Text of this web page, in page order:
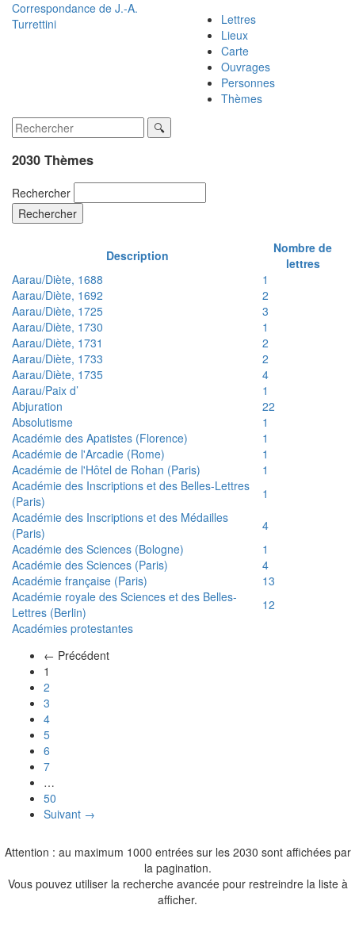
Correspondance de J.-A.
Turrettini
Lettres
Lieux
Carte
Ouvrages
Personnes
Thèmes
2030 Thèmes
Rechercher
Rechercher
Description
Nombre de
lettres
Aarau/Diète, 1688
1
Aarau/Diète, 1692
2
Aarau/Diète, 1725
3
Aarau/Diète, 1730
1
Aarau/Diète, 1731
2
Aarau/Diète, 1733
2
Aarau/Diète, 1735
4
Aarau/Paix d’
1
Abjuration
22
Absolutisme
1
Académie des Apatistes (Florence)
1
Académie de l'Arcadie (Rome)
1
Académie de l'Hôtel de Rohan (Paris)
1
Académie des Inscriptions et des Belles-Lettres
(Paris)
1
Académie des Inscriptions et des Médailles
(Paris)
4
Académie des Sciences (Bologne)
1
Académie des Sciences (Paris)
4
Académie française (Paris)
13
Académie royale des Sciences et des Belles-
Lettres (Berlin)
12
Académies protestantes
← Précédent
1
2
3
4
5
6
7
…
50
Suivant →
Attention : au maximum 1000 entrées sur les 2030 sont affichées par
la pagination.
Vous pouvez utiliser la recherche avancée pour restreindre la liste à
afficher.